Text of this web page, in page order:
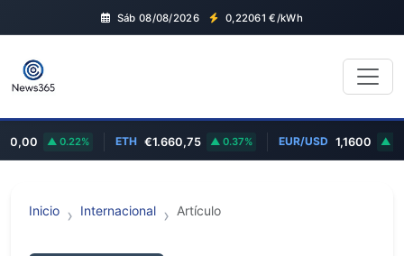
Sáb 08/08/2026 0,22061 €/kWh
0.22% ETH €1.660,75 0.37% EUR/USD 1,1600
Inicio Internacional Artículo